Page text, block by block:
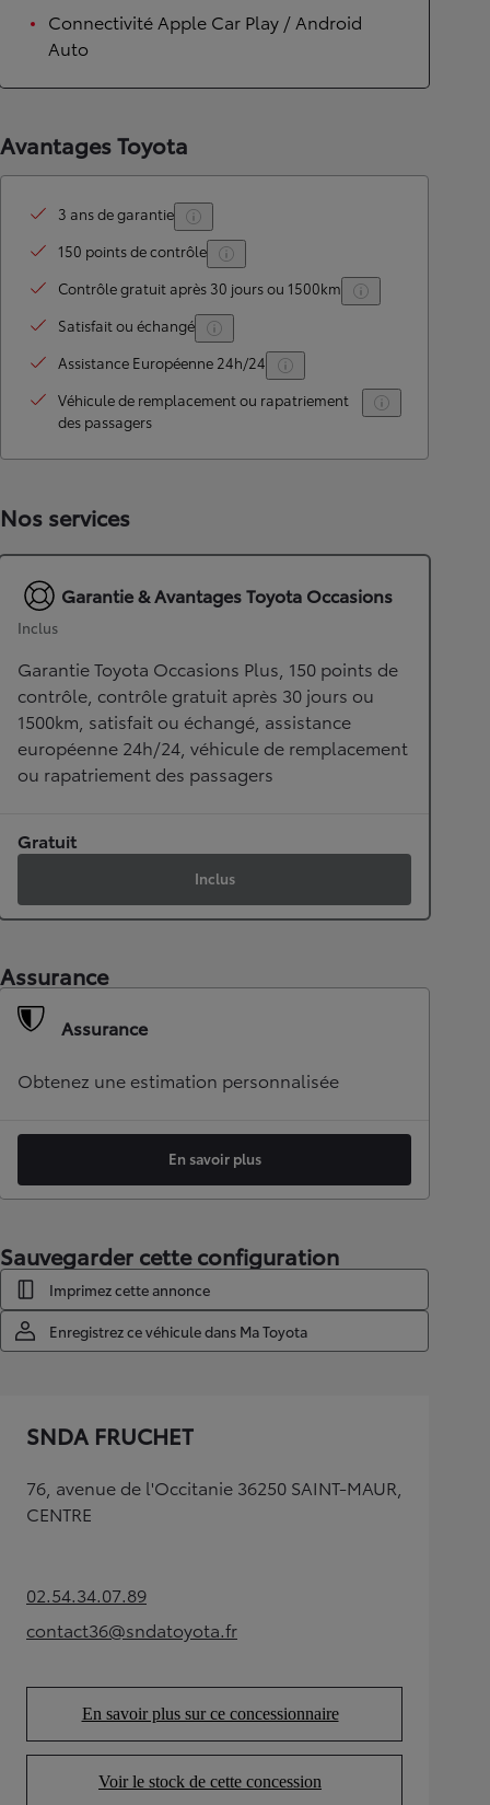
Connectivité Apple Car Play / Android
Auto
Avantages Toyota
3 ans de garantie
150 points de contrôle
Contrôle gratuit après 30 jours ou 1500km
Satisfait ou échangé
Assistance Européenne 24h/24
Véhicule de remplacement ou rapatriement
des passagers
Nos services
Garantie & Avantages Toyota Occasions
Inclus
Garantie Toyota Occasions Plus, 150 points de
contrôle, contrôle gratuit après 30 jours ou
1500km, satisfait ou échangé, assistance
européenne 24h/24, véhicule de remplacement
ou rapatriement des passagers
Gratuit
Inclus
Assurance
Assurance
Obtenez une estimation personnalisée
En savoir plus
Sauvegarder cette configuration
Imprimez cette annonce
Enregistrez ce véhicule dans Ma Toyota
SNDA FRUCHET
76, avenue de l'Occitanie 36250 SAINT-MAUR,
CENTRE
02.54.34.07.89(Opens in new tab)
contact36@sndatoyota.fr
(Opens in new tab)
En savoir plus sur ce concessionnaire
(Opens in new tab)
Voir le stock de cette concession
(Opens in new tab)